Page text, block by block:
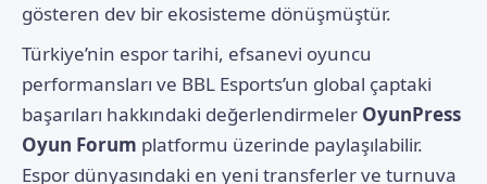
gösteren dev bir ekosisteme dönüşmüştür.
Türkiye’nin espor tarihi, efsanevi oyuncu
performansları ve BBL Esports’un global çaptaki
başarıları hakkındaki değerlendirmeler OyunPress
Oyun Forum platformu üzerinde paylaşılabilir.
Espor dünyasındaki en yeni transferler ve turnuva